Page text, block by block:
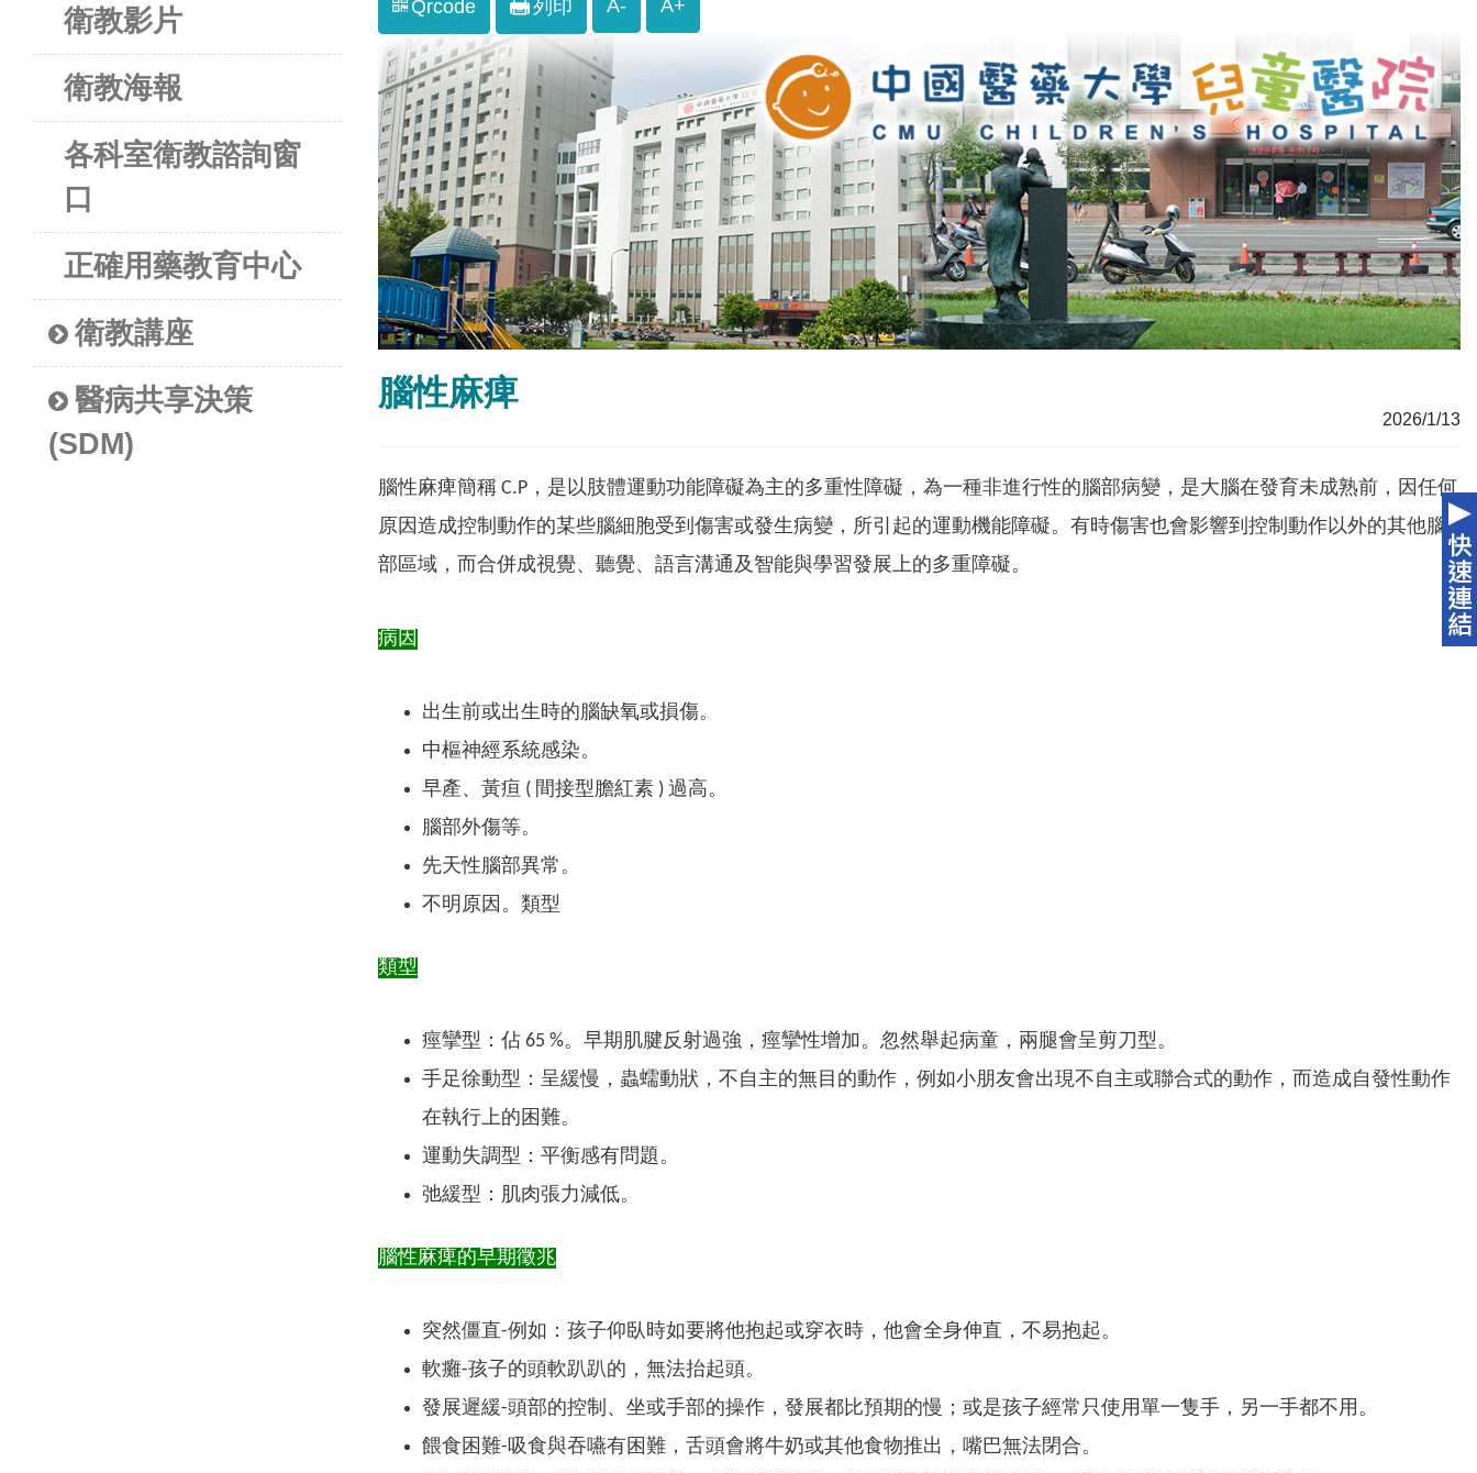
衛教影片
衛教海報
各科室衛教諮詢窗
口
正確用藥教育中心
衛教講座
醫病共享決策
(SDM)
Qrcode 列印 A- A+
腦性麻痺
2026/1/13
腦性麻痺簡稱 C.P，是以肢體運動功能障礙為主的多重性障礙，為一種非進行性的腦部病變，是大腦在發育未成熟前，因任何
原因造成控制動作的某些腦細胞受到傷害或發生病變，所引起的運動機能障礙。有時傷害也會影響到控制動作以外的其他腦
部區域，而合併成視覺、聽覺、語言溝通及智能與學習發展上的多重障礙。
病因
出生前或出生時的腦缺氧或損傷。
中樞神經系統感染。
早產、黃疸 ( 間接型膽紅素 ) 過高。
腦部外傷等。
先天性腦部異常。
不明原因。類型
類型
痙攣型：佔 65 %。早期肌腱反射過強，痙攣性增加。忽然舉起病童，兩腿會呈剪刀型。
手足徐動型：呈緩慢，蟲蠕動狀，不自主的無目的動作，例如小朋友會出現不自主或聯合式的動作，而造成自發性動作
在執行上的困難。
運動失調型：平衡感有問題。
弛緩型：肌肉張力減低。
腦性麻痺的早期徵兆
突然僵直-例如：孩子仰臥時如要將他抱起或穿衣時，他會全身伸直，不易抱起。
軟癱-孩子的頭軟趴趴的，無法抬起頭。
發展遲緩-頭部的控制、坐或手部的操作，發展都比預期的慢；或是孩子經常只使用單一隻手，另一手都不用。
餵食困難-吸食與吞嚥有困難，舌頭會將牛奶或其他食物推出，嘴巴無法閉合。